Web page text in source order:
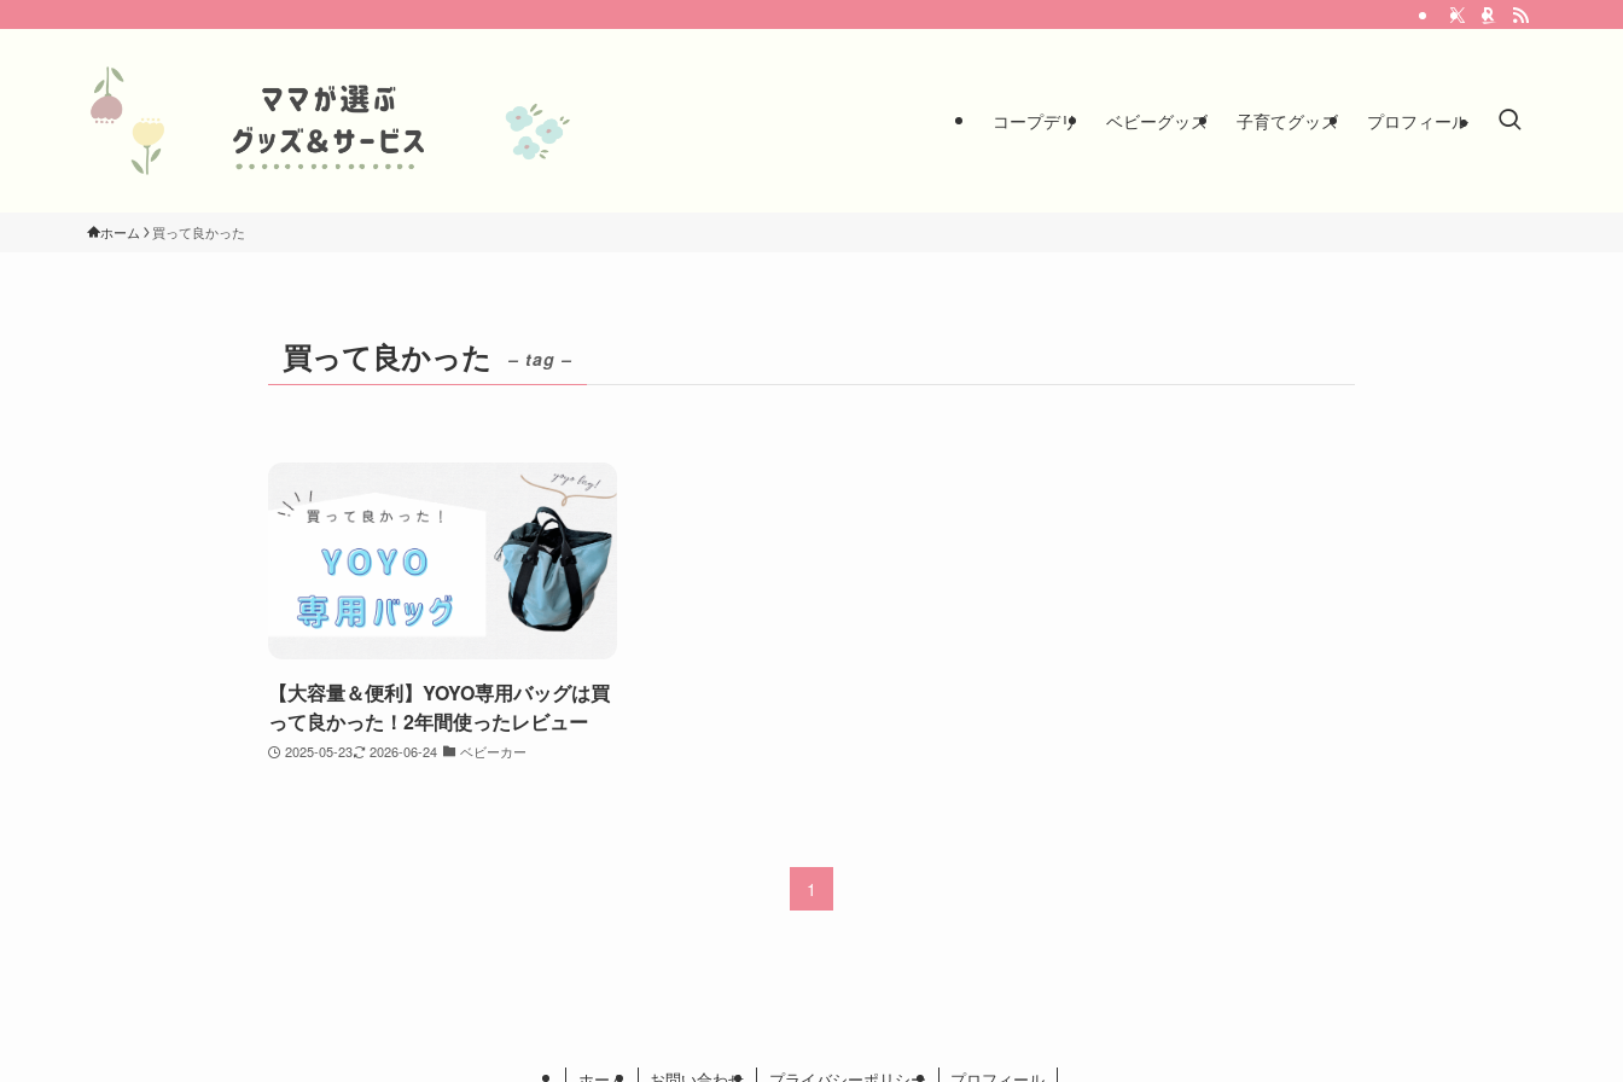
コープデリ ベビーグッズ 子育てグッズ プロフィール
ホーム 買って良かった
買って良かった – tag –
【大容量＆便利】YOYO専用バッグは買
って良かった！2年間使ったレビュー
2025-05-23 2026-06-24 ベビーカー
1